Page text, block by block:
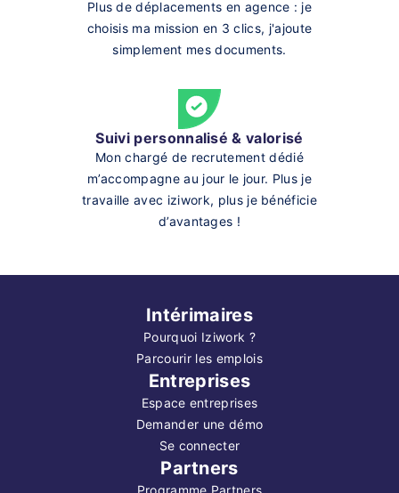
Plus de déplacements en agence : je
choisis ma mission en 3 clics, j'ajoute
simplement mes documents.
Suivi personnalisé & valorisé
Mon chargé de recrutement dédié
m’accompagne au jour le jour. Plus je
travaille avec iziwork, plus je bénéficie
d’avantages !
Intérimaires
Pourquoi Iziwork ?
Parcourir les emplois
Entreprises
Espace entreprises
Demander une démo
Se connecter
Partners
Programme Partners